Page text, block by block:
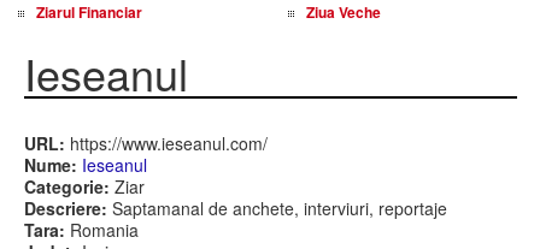
Ziarul Financiar
Ziua Veche
Ieseanul
URL: https://www.ieseanul.com/
Nume: Ieseanul
Categorie: Ziar
Descriere: Saptamanal de anchete, interviuri, reportaje
Tara: Romania